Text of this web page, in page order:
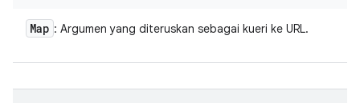
Map : Argumen yang diteruskan sebagai kueri ke URL.